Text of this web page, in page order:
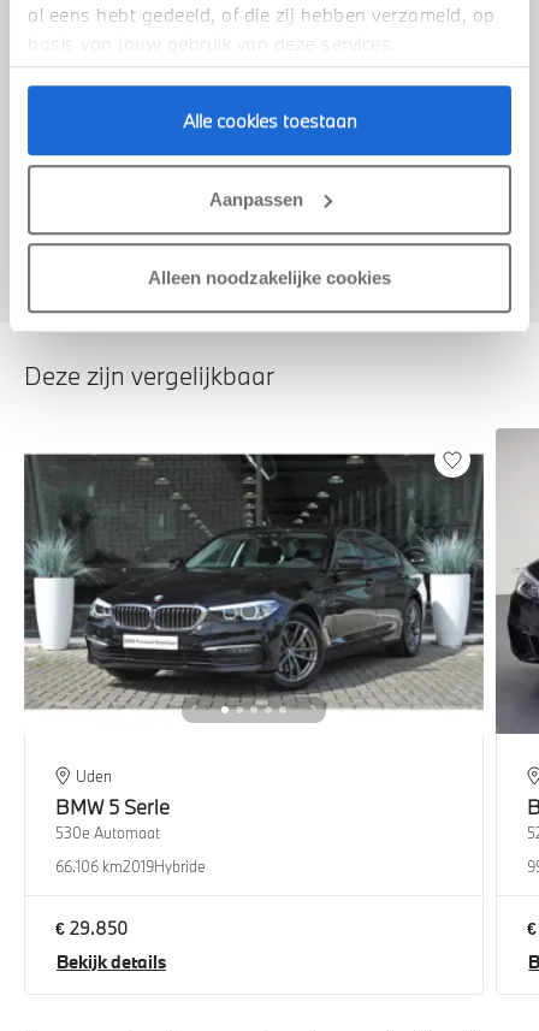
al eens hebt gedeeld, of die zij hebben verzameld, op
basis van jouw gebruik van deze services.
Alle cookies toestaan
Aanpassen
Alleen noodzakelijke cookies
Voorstel aanvragen
We verrekenen de waarde van uw auto
Deze zijn vergelijkbaar
Uden
BMW 5 Serie
530e Automaat
66.106 km2019Hybride
€ 29.850
Bekijk details